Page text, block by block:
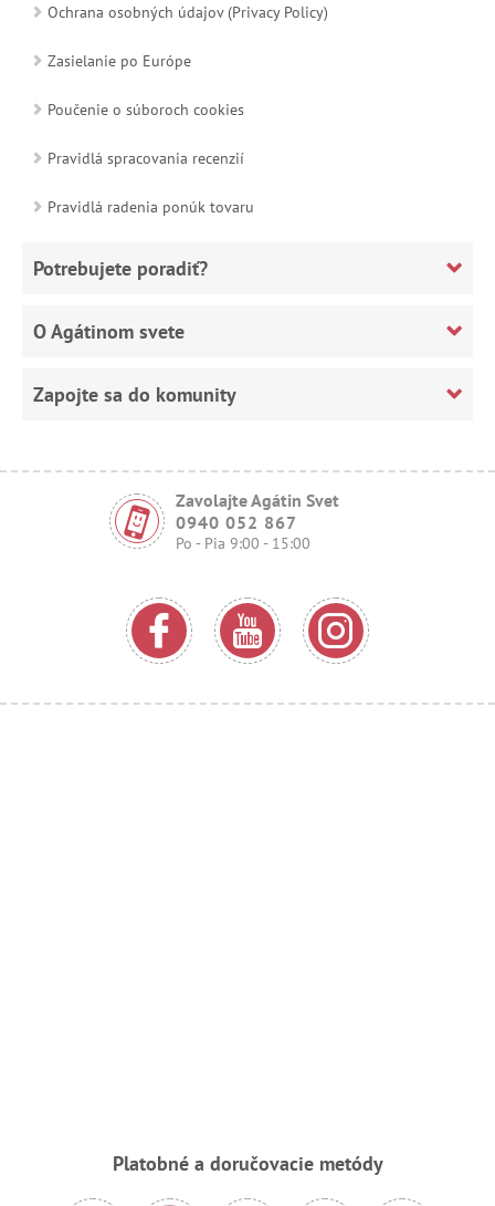
Ochrana osobných údajov (Privacy Policy)
Zasielanie po Európe
Poučenie o súboroch cookies
Pravidlá spracovania recenzií
Pravidlá radenia ponúk tovaru
Potrebujete poradiť?
O Agátinom svete
Zapojte sa do komunity
Zavolajte Agátin Svet
0940 052 867
Po - Pia 9:00 - 15:00
Platobné a doručovacie metódy